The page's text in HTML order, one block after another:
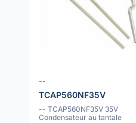
--
TCAP560NF35V
-- TCAP560NF35V 35V
Condensateur au tantale